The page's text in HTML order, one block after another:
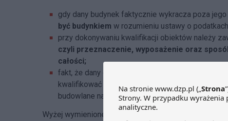
gdy dany budynek faktycznie wykracza poza
być budynkiem w rozumieniu ustawy o
przy dokonywaniu kwalifikacji obiektów należy
czyli przeznaczenie, wyposażenie oraz
całości;
fakt, że dany obiekt, że jest
kwalifikować go jako budynek (co stanowi de facto
budowlane na budowle i budynki).
Wyżej wymienione wyroki są niezwykle istotne dla